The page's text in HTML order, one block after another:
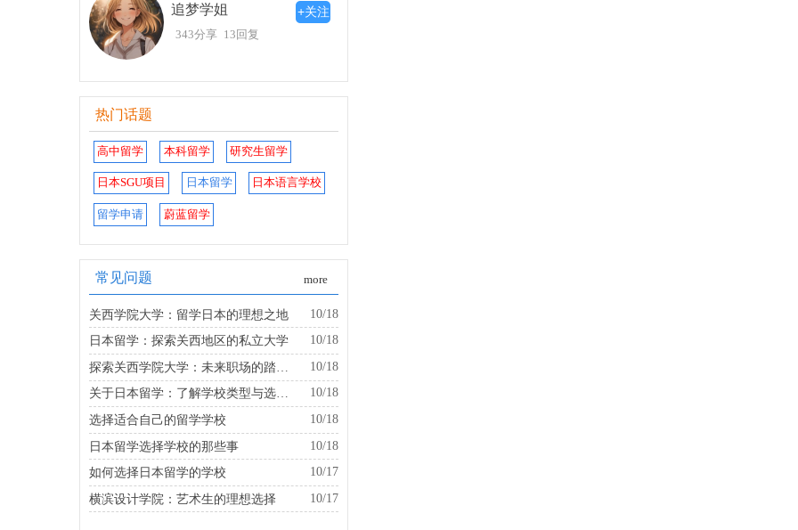
追梦学姐 +关注
343分享 13回复
热门话题
高中留学 本科留学 研究生留学
日本SGU项目 日本留学 日本语言学校
留学申请 蔚蓝留学
常见问题 more
关西学院大学：留学日本的理想之地
10/18
日本留学：探索关西地区的私立大学
10/18
10/18
关于日本留学：了解学校类型与选择的建议
10/18
选择适合自己的留学学校
10/18
日本留学选择学校的那些事
10/18
如何选择日本留学的学校
10/17
横滨设计学院：艺术生的理想选择
10/17